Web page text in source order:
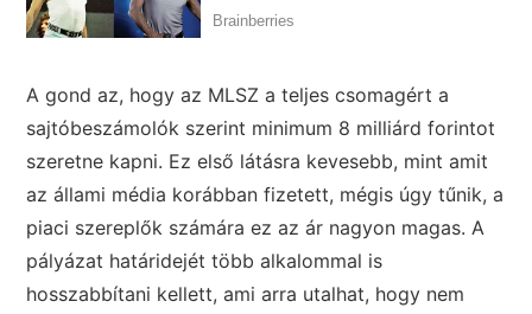
A gond az, hogy az MLSZ a teljes csomagért a
sajtóbeszámolók szerint minimum 8 milliárd forintot
szeretne kapni. Ez első látásra kevesebb, mint amit
az állami média korábban fizetett, mégis úgy tűnik, a
piaci szereplők számára ez az ár nagyon magas. A
pályázat határidejét több alkalommal is
hosszabbítani kellett, ami arra utalhat, hogy nem